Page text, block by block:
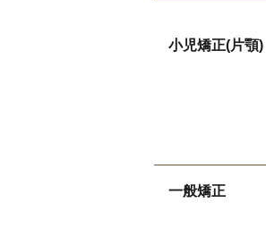
小児矯正(片顎)
一般矯正